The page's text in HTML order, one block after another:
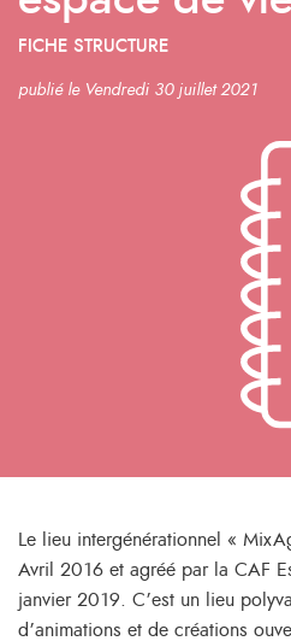
FICHE STRUCTURE
publié le Vendredi 30 juillet 2021
Le lieu intergénérationnel «
Avril 2016 et agréé par la CAF
janvier 2019. C’est un lieu
d’animations et de créations